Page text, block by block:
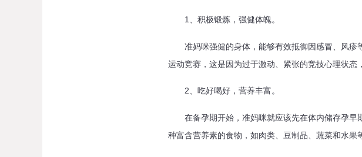
1、积极锻炼，强健体魄。
准妈咪强健的身体，能够有效抵御因感冒、风疹
运动竞赛，这是因为过于激动、紧张的竞技心理状态
2、吃好喝好，营养丰富。
在备孕期开始，准妈咪就应该先在体内储存孕早
种富含营养素的食物，如肉类、豆制品、蔬菜和水果